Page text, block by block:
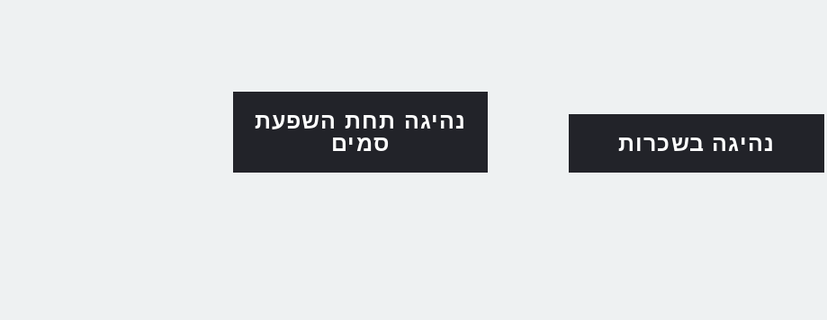
נהיגה בשכרות
נהיגה תחת השפעת
סמים